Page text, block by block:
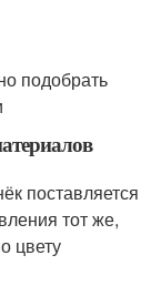
подобрать
поставляется
тот же,
цвету